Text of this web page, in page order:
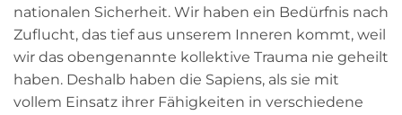
nationalen Sicherheit. Wir haben ein Bedürfnis nach
Zuflucht, das tief aus unserem Inneren kommt, weil
wir das obengenannte kollektive Trauma nie geheilt
haben. Deshalb haben die Sapiens, als sie mit
vollem Einsatz ihrer Fähigkeiten in verschiedene